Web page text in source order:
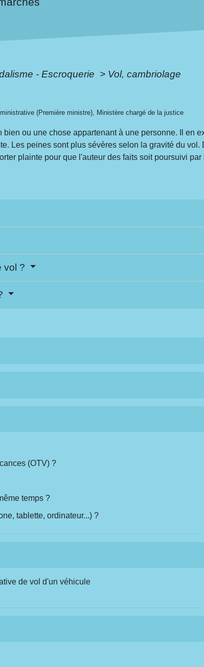
- Escroquerie > Vol, cambriolage
(Première ministre), Ministère chargé de la justice
bien ou une chose appartenant à une personne. Il en
Les peines sont plus sévères selon la gravité du
plainte pour que l'auteur des faits soit poursuivi
vol ?
(OTV) ?
temps ?
tablette, ordinateur...) ?
de vol d'un véhicule